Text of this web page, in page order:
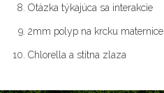
Otázka týkajúca sa interakcie
2mm polyp na krcku maternice
Chlorella a stitna zlaza